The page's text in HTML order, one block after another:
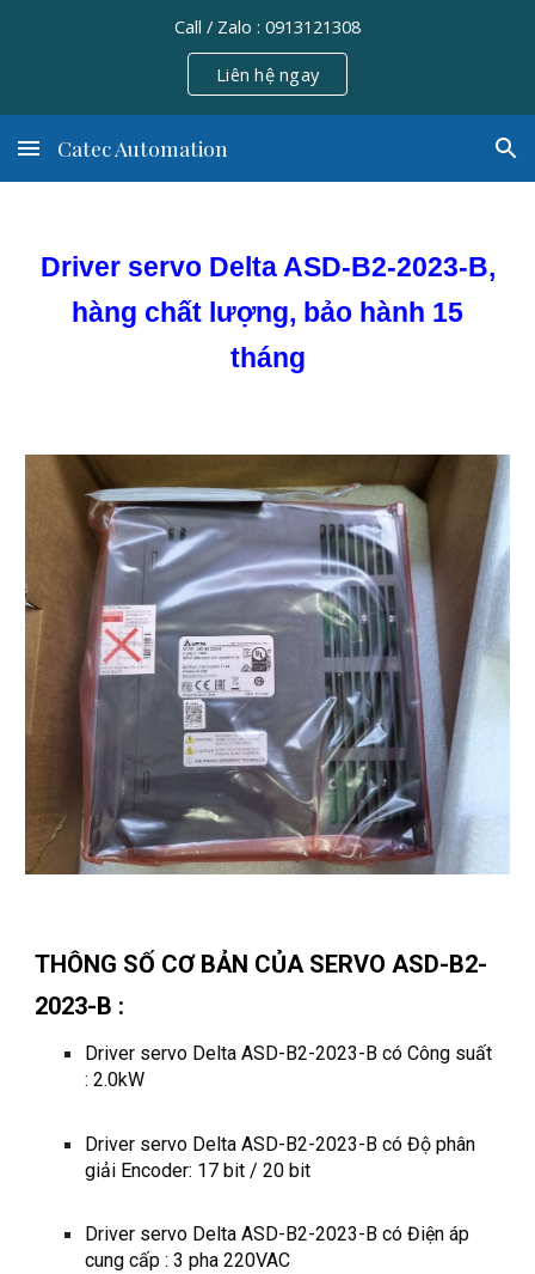
Call / Zalo : 0913121308
Liên hệ ngay
Catec Automation
Driver servo Delta ASD-B2-2023-B,
hàng chất lượng, bảo hành 15
tháng
THÔNG SỐ CƠ BẢN CỦA SERVO ASD-B2-
2023-B :
Driver servo Delta ASD-B2-2023-B có Công suất
: 2.0kW
Driver servo Delta ASD-B2-2023-B có Độ phân
giải Encoder: 17 bit / 20 bit
Driver servo Delta ASD-B2-2023-B có Điện áp
cung cấp : 3 pha 220VAC